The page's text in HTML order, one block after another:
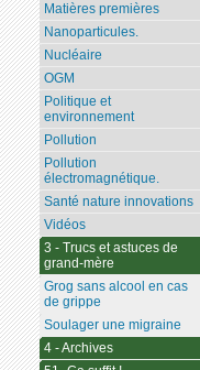
Matières premières
Nanoparticules.
Nucléaire
OGM
Politique et
environnement
Pollution
Pollution
électromagnétique.
Santé nature innovations
Vidéos
3 - Trucs et astuces de
grand-mère
Grog sans alcool en cas
de grippe
Soulager une migraine
4 - Archives